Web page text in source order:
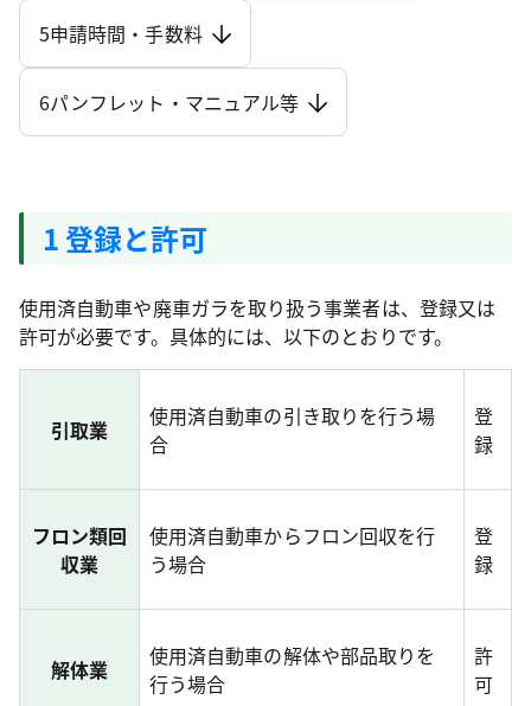
5申請時間・手数料
6パンフレット・マニュアル等
1 登録と許可
使用済自動車や廃車ガラを取り扱う事業者は、登録又は
許可が必要です。具体的には、以下のとおりです。
引取業
使用済自動車の引き取りを行う場
合
登
録
フロン類回
収業
使用済自動車からフロン回収を行
う場合
登
録
解体業
使用済自動車の解体や部品取りを
行う場合
許
可